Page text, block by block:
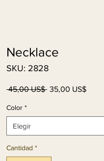
Necklace
SKU: 2828
45,00 US$ Precio
35,00 US$Precio
Color *
Elegir
Cantidad *